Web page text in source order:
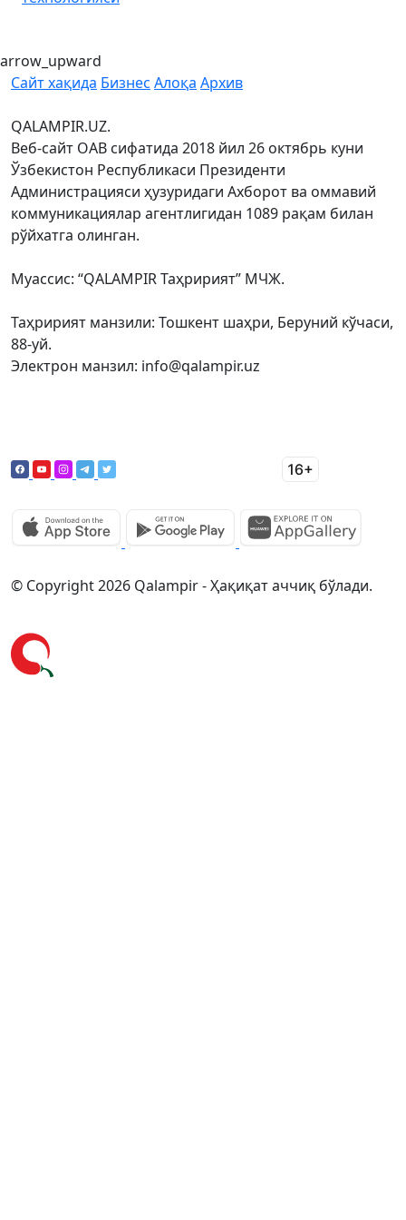
arrow_upward
Сайт хақида Бизнес Алоқа Архив
QALAMPIR.UZ.
Веб-сайт ОАВ сифатида 2018 йил 26 октябрь куни
Ўзбекистон Республикаси Президенти
Администрацияси ҳузуридаги Ахборот ва оммавий
коммуникациялар агентлигидан 1089 рақам билан
рўйхатга олинган.
Муассис: “QALAMPIR Таҳририят” МЧЖ.
Таҳририят манзили: Тошкент шаҳри, Беруний кўчаси,
88-уй.
Электрон манзил: info@qalampir.uz
© Copyright 2026 Qalampir - Ҳақиқат аччиқ бўлади.